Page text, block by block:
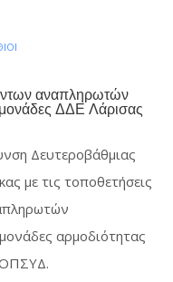
αναπληρωτών
μονάδες ΔΔΕ Λάρισας
Δευτεροβάθμιας
με τις τοποθετήσεις
αρμοδιότητας
ΟΠΣΥΔ.